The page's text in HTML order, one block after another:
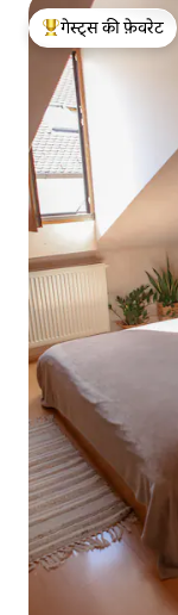
गेस्ट्स का टॉप फ़ेवरेट
गेस्ट्स की फ़ेवरेट